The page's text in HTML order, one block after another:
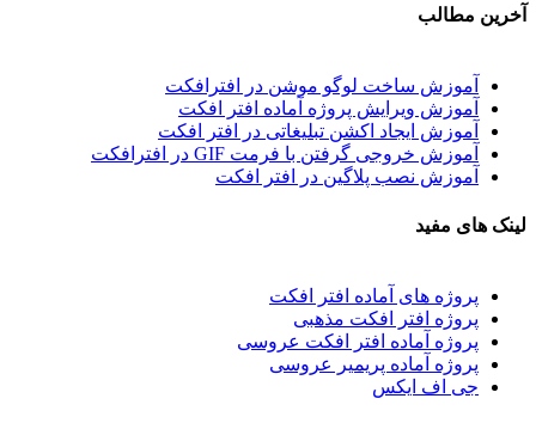
آخرین مطالب
آموزش ساخت لوگو موشن در افترافکت
آموزش ویرایش پروژه آماده افتر افکت
آموزش ایجاد اکشن تبلیغاتی در افتر افکت
آموزش خروجی گرفتن با فرمت GIF در افترافکت
آموزش نصب پلاگین در افتر افکت
لینک های مفید
پروژه های آماده افتر افکت
پروژه افتر افکت مذهبی
پروژه آماده افتر افکت عروسی
پروژه آماده پریمیر عروسی
جی اف ایکس